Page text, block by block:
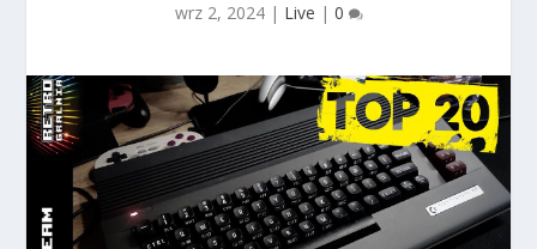
wrz 2, 2024| Live | 0